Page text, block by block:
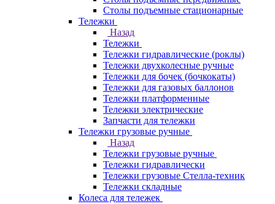
Столы подъемные стационарные
Тележки
Назад
Тележки
Тележки гидравлические (роклы)
Тележки двухколесные ручные
Тележки для бочек (бочкокаты)
Тележки для газовых баллонов
Тележки платформенные
Тележки электрические
Запчасти для тележки
Тележки грузовые ручные
Назад
Тележки грузовые ручные
Тележки гидравлически
Тележки грузовые Стелла-техник
Тележки складные
Колеса для тележек